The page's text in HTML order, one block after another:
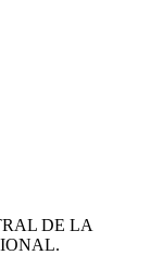
DE LA